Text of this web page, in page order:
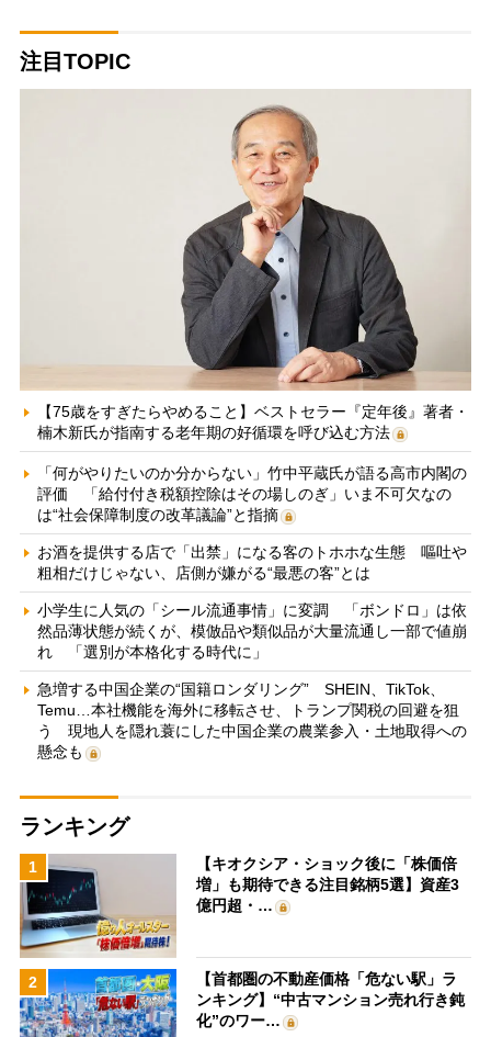
注目TOPIC
【75歳をすぎたらやめること】ベストセラー『定年後』著者・
楠木新氏が指南する老年期の好循環を呼び込む方法
「何がやりたいのか分からない」竹中平蔵氏が語る高市内閣の
評価 「給付付き税額控除はその場しのぎ」いま不可欠なの
は“社会保障制度の改革議論”と指摘
お酒を提供する店で「出禁」になる客のトホホな生態 嘔吐や
粗相だけじゃない、店側が嫌がる“最悪の客”とは
小学生に人気の「シール流通事情」に変調 「ボンドロ」は依
然品薄状態が続くが、模倣品や類似品が大量流通し一部で値崩
れ 「選別が本格化する時代に」
急増する中国企業の“国籍ロンダリング” SHEIN、TikTok、
Temu…本社機能を海外に移転させ、トランプ関税の回避を狙
う 現地人を隠れ蓑にした中国企業の農業参入・土地取得への
懸念も
ランキング
1
【キオクシア・ショック後に「株価倍
増」も期待できる注目銘柄5選】資産3
億円超・…
2
【首都圏の不動産価格「危ない駅」ラ
ンキング】“中古マンション売れ行き鈍
化”のワー…